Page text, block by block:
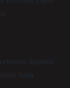
düşmesi
daha